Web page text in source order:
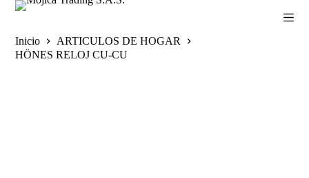
S
l
t
a
Inicio
ARTICULOS DE HOGAR
HÖNES RELOJ CU-CU